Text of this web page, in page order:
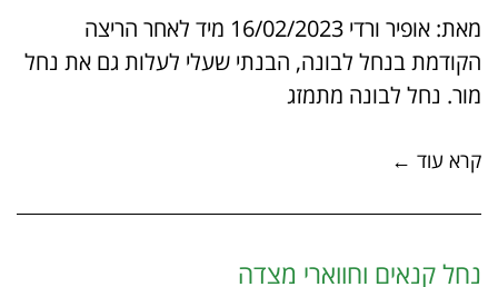
מאת: אופיר ורדי 16/02/2023 מיד לאחר הריצה
הקודמת בנחל לבונה, הבנתי שעלי לעלות גם את נחל
מור. נחל לבונה מתמזג
קרא עוד ←
נחל קנאים וחווארי מצדה